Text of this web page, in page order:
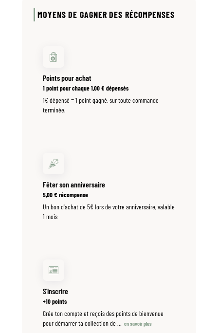
MOYENS DE GAGNER DES RÉCOMPENSES
Points pour achat
1 point pour chaque1,00€ dépensés
1€ dépensé = 1 point gagné, sur toute commande
terminée.
Fêter son anniversaire
5,00€ récompense
Un bon d'achat de 5€ lors de votre anniversaire, valable
1 mois
S'inscrire
+10 points
Crée ton compte et reçois des points de bienvenue
pour démarrer ta collection de … en savoir plus